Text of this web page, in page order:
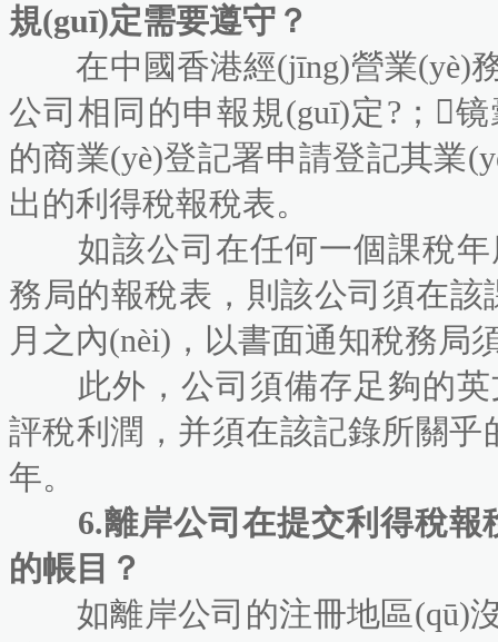
規(guī)定需要遵守？
在中國香港經(jīng)營業(yè)務
公司相同的申報規(guī)定?
的商業(yè)登記署申請登記其業
出的利得稅報稅表。
如該公司在任何一個課稅年度
務局的報稅表，則該公司須在
月之內(nèi)，以書面通知稅務局須
此外，公司須備存足夠的英文
評稅利潤，并須在該記錄所關乎的
年。
6.離岸公司在提交利得稅報稅
的帳目？
如離岸公司的注冊地區(qū)沒